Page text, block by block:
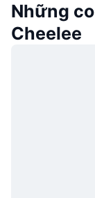
Những
Cheelee